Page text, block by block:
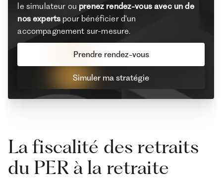
le simulateur ou prenez rendez-vous avec un de
nos experts pour bénéficier d'un
accompagnement sur-mesure.
Simuler ma stratégie
Prendre rendez-vous
La fiscalité des retraits
du PER à la retraite